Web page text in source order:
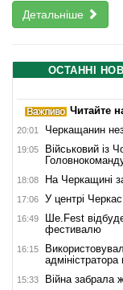
Детальніше
ОСТАННІ
Читайте
20:01 Черкащанин
19:05
Військовий із
18:08 На Черкащині
17:06 У центрі
16:49
Ше.Fest
фестивалю
16:15
15:33 Війна забрала